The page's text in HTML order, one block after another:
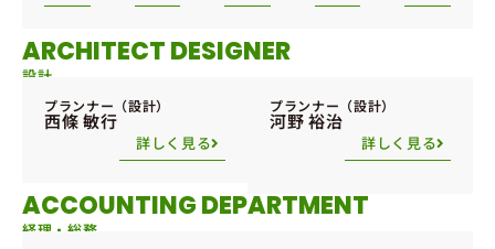
ARCHITECT DESIGNER
設計
プランナー（設計）
西條 敏行
詳しく見る
プランナー（設計）
河野 裕治
詳しく見る
ACCOUNTING DEPARTMENT​
経理・総務​